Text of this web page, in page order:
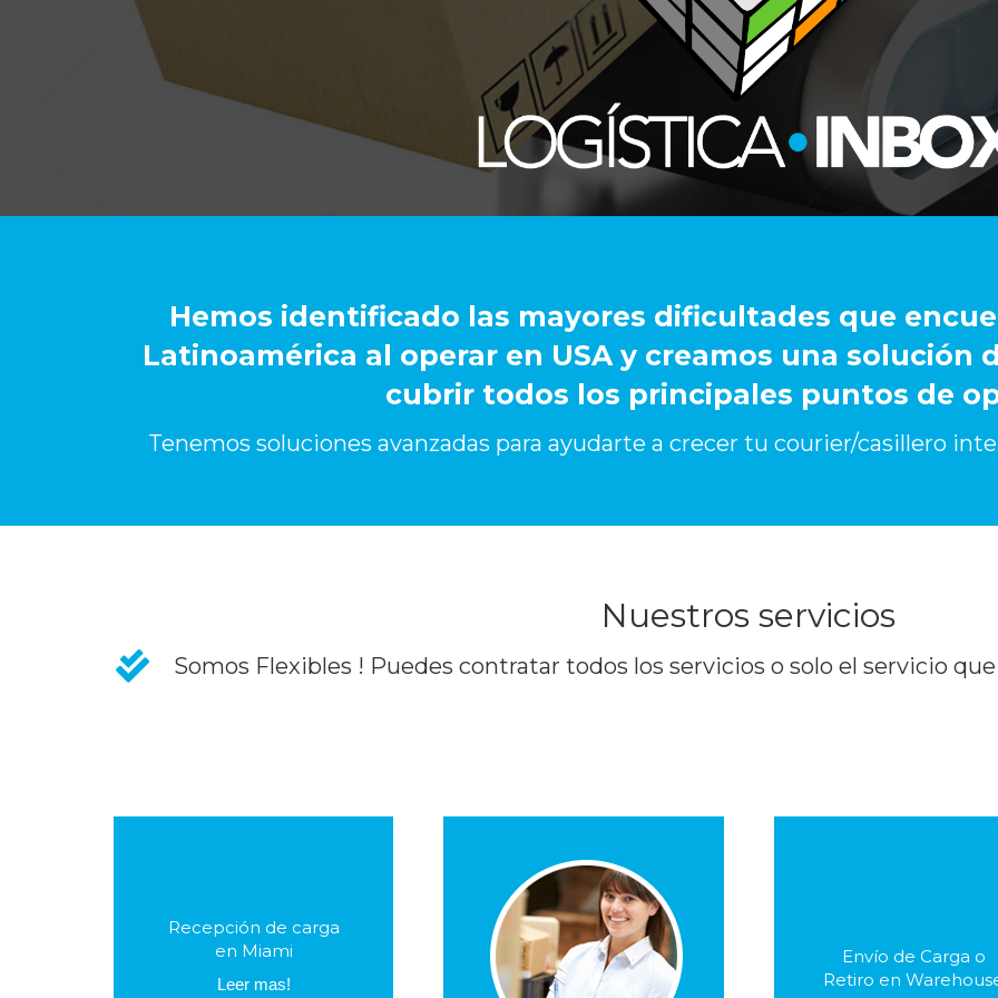
Hemos identificado las mayores dificultades que
Latinoamérica al operar en USA y creamos una solución
cubrir todos los principales puntos de
Tenemos soluciones avanzadas para ayudarte a crecer tu courier/casillero
Nuestros servicios
Somos Flexibles ! Puedes contratar todos los servicios o solo el servicio
Recepción de carga
en Miami
Leer mas!
. Registro
. Opción de paquetes “On
Hold”
Envío de Carga o
Retiro en
. Envío directo a país de